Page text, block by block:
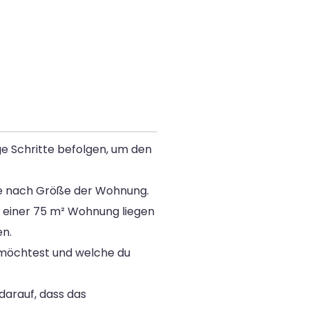
Schritte befolgen, um den
Größe der Wohnung.
75 m² Wohnung liegen
und welche du
dass das